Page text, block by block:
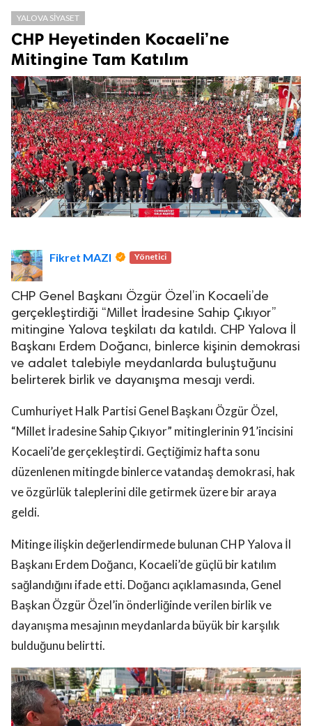
YALOVA SIYASET
CHP Heyetinden Kocaeli’ne
Mitingine Tam Katılım
Fikret MAZI Yönetici
CHP Genel Başkanı Özgür Özel’in Kocaeli’de
gerçekleştirdiği “Millet İradesine Sahip Çıkıyor”
mitingine Yalova teşkilatı da katıldı. CHP Yalova İl
Başkanı Erdem Doğancı, binlerce kişinin demokrasi
ve adalet talebiyle meydanlarda buluştuğunu
belirterek birlik ve dayanışma mesajı verdi.
Cumhuriyet Halk Partisi Genel Başkanı Özgür Özel,
“Millet İradesine Sahip Çıkıyor” mitinglerinin 91’incisini
Kocaeli’de gerçekleştirdi. Geçtiğimiz hafta sonu
düzenlenen mitingde binlerce vatandaş demokrasi, hak
ve özgürlük taleplerini dile getirmek üzere bir araya
geldi.
Mitinge ilişkin değerlendirmede bulunan CHP Yalova İl
Başkanı Erdem Doğancı, Kocaeli’de güçlü bir katılım
sağlandığını ifade etti. Doğancı açıklamasında, Genel
Başkan Özgür Özel’in önderliğinde verilen birlik ve
dayanışma mesajının meydanlarda büyük bir karşılık
bulduğunu belirtti.